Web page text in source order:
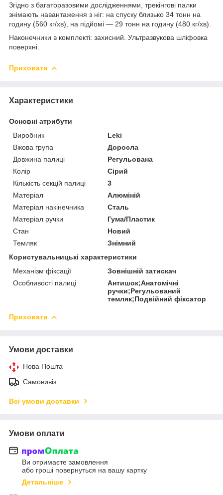
Згідно з багаторазовими дослідженнями, трекінгові палки
знімають навантаження з ніг: на спуску близько 34 тонн на
годину (560 кг/хв), на підйомі — 29 тонн на годину (480 кг/хв).
Наконечники в комплекті: захисний. Ультразвукова шліфовка
поверхні.
Приховати
Характеристики
Основні атрибути
Виробник
Leki
Вікова група
Доросла
Довжина палиці
Регульована
Колір
Сірий
Кількість секцій палиці
3
Матеріал
Алюміній
Матеріал накінечника
Сталь
Матеріал ручки
Гума/Пластик
Стан
Новий
Темляк
Знімний
Користувальницькі характеристики
Механізм фіксації
Зовнішній затискач
Особливості палиці
Антишок;Анатомічні
ручки;Регульований
темляк;Подвійний фіксатор
Приховати
Умови доставки
Нова Пошта
Самовивіз
Всі умови доставки
Умови оплати
Ви отримаєте замовлення
або гроші повернуться на вашу картку
Детальніше